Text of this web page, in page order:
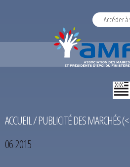
Accéder
ACCUEIL/PUBLICITÉ DES MARCHÉS
06-2015